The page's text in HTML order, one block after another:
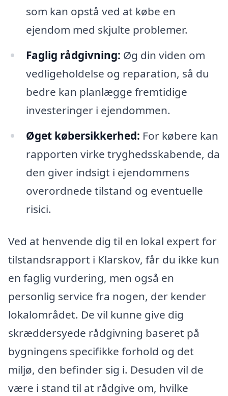
som kan opstå ved at købe en
ejendom med skjulte problemer.
Faglig rådgivning: Øg din viden om
vedligeholdelse og reparation, så du
bedre kan planlægge fremtidige
investeringer i ejendommen.
Øget købersikkerhed: For købere kan
rapporten virke tryghedsskabende, da
den giver indsigt i ejendommens
overordnede tilstand og eventuelle
risici.
Ved at henvende dig til en lokal expert for
tilstandsrapport i Klarskov, får du ikke kun
en faglig vurdering, men også en
personlig service fra nogen, der kender
lokalområdet. De vil kunne give dig
skræddersyede rådgivning baseret på
bygningens specifikke forhold og det
miljø, den befinder sig i. Desuden vil de
være i stand til at rådgive om, hvilke